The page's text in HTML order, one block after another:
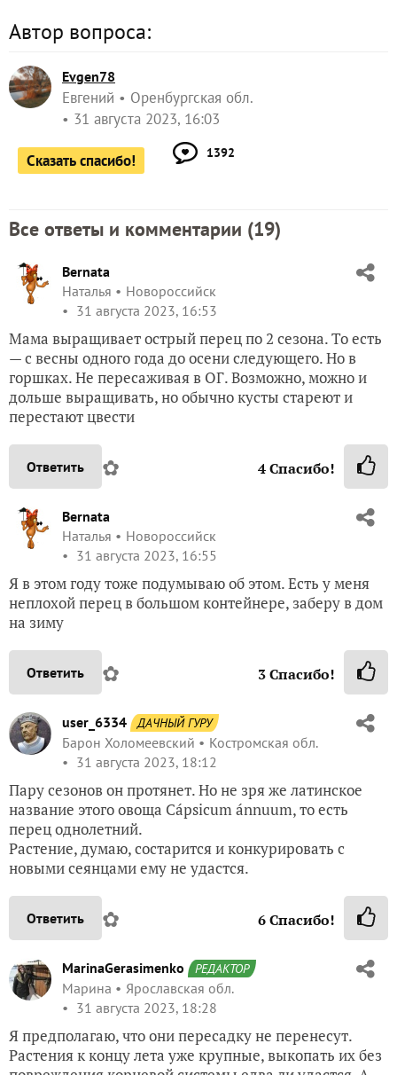
Автор вопроса:
Evgen78
Евгений
Оренбургская обл.
31 августа 2023, 16:03
Сказать спасибо! 1392
Все ответы и комментарии (19)
Bernata
Наталья
Новороссийск
31 августа 2023, 16:53
Мама выращивает острый перец по 2 сезона. То есть
— с весны одного года до осени следующего. Но в
горшках. Не пересаживая в ОГ. Возможно, можно и
дольше выращивать, но обычно кусты стареют и
перестают цвести
Ответить ✿ 4Спасибо!
Bernata
Наталья
Новороссийск
31 августа 2023, 16:55
Я в этом году тоже подумываю об этом. Есть у меня
неплохой перец в большом контейнере, заберу в дом
на зиму
Ответить ✿ 3Спасибо!
user_6334 ДАЧНЫЙ ГУРУ
Барон Холомеевский
Костромская обл.
31 августа 2023, 18:12
Пару сезонов он протянет. Но не зря же латинское
название этого овоща Cápsicum ánnuum, то есть
перец однолетний.
Растение, думаю, состарится и конкурировать с
новыми сеянцами ему не удастся.
Ответить ✿ 6Спасибо!
MarinaGerasimenko РЕДАКТОР
Марина
Ярославская обл.
31 августа 2023, 18:28
Я предполагаю, что они пересадку не перенесут.
Растения к концу лета уже крупные, выкопать их без